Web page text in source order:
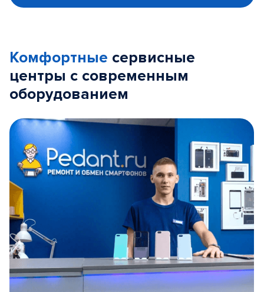
Комфортные сервисные
центры с современным
оборудованием